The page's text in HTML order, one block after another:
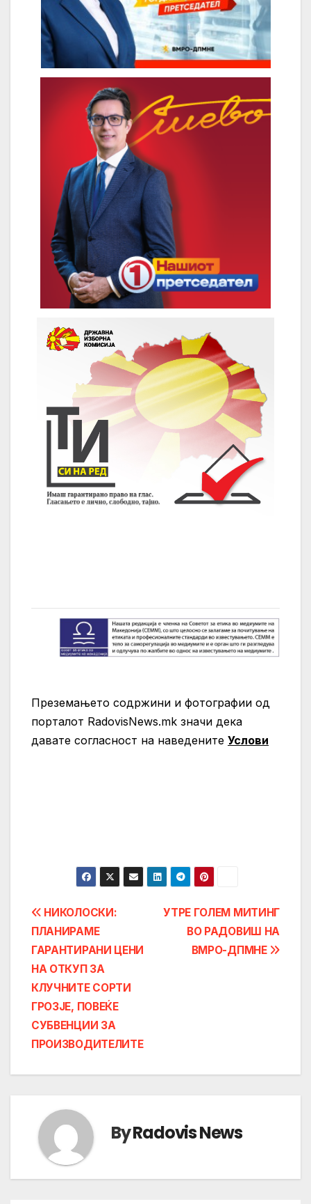
Преземањето содржини и фотографии од
порталот RadovisNews.mk значи дека
давате согласност на нaведените Услови
Post
navigation
УТРЕ ГОЛЕМ МИТИНГ
ВО РАДОВИШ НА
ВМРО-ДПМНЕ
НИКОЛОСКИ:
ПЛАНИРАМЕ
ГАРАНТИРАНИ ЦЕНИ
НА ОТКУП ЗА
КЛУЧНИТЕ СОРТИ
ГРОЗЈЕ, ПОВЕЌЕ
СУБВЕНЦИИ ЗА
ПРОИЗВОДИТЕЛИТЕ
ByRadovis News